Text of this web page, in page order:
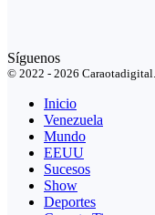
Síguenos
© 2022 - 2026
Inicio
Venezuela
Mundo
EEUU
Sucesos
Show
Deportes